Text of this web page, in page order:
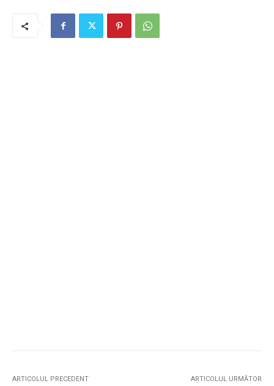
ARTICOLUL PRECEDENT ARTICOLUL URMĂTOR